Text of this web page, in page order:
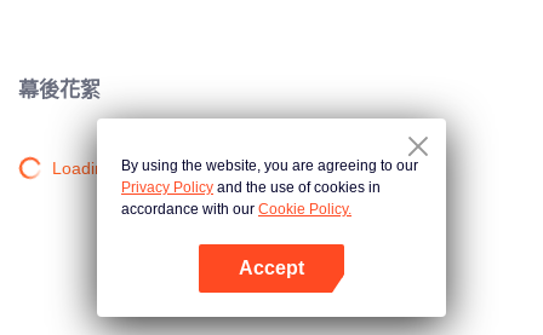
幕後花絮
Loading…By using the website, you are agreeing to our
Privacy Policy and the use of cookies in
accordance with our Cookie Policy.
Accept